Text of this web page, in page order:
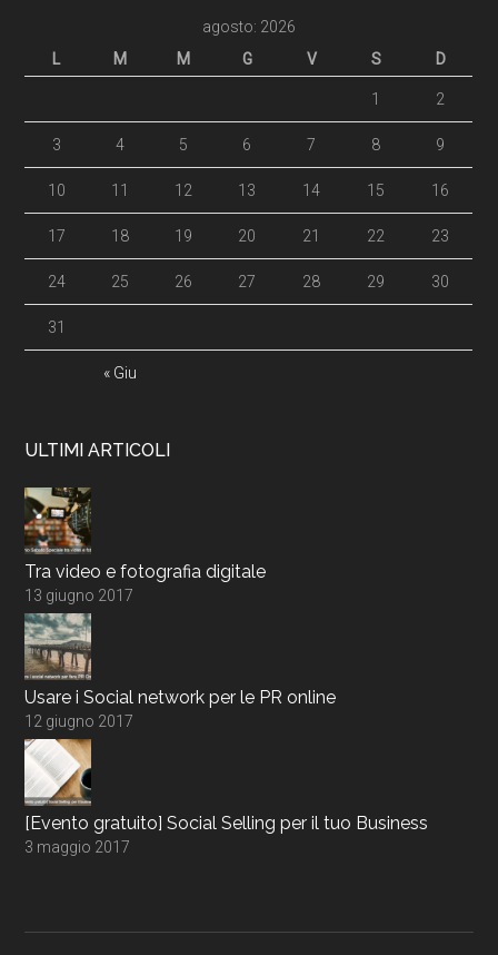
agosto: 2026
L
M M G V S D
« Giu
1 2
3 4 5 6 7 8 9
10 11 12 13 14 15 16
17 18 19 20 21 22 23
24 25 26 27 28 29 30
31
ULTIMI ARTICOLI
Tra video e fotografia digitale
13 giugno 2017
Usare i Social network per le PR online
12 giugno 2017
[Evento gratuito] Social Selling per il tuo Business
3 maggio 2017